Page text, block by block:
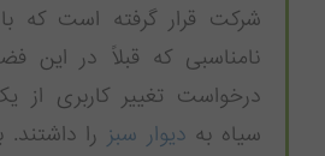
شرکت قرار گرفته است که
نامناسبی که قبلاً در این
درخواست تغییر کاربری
سیاه به دیوار سبز را